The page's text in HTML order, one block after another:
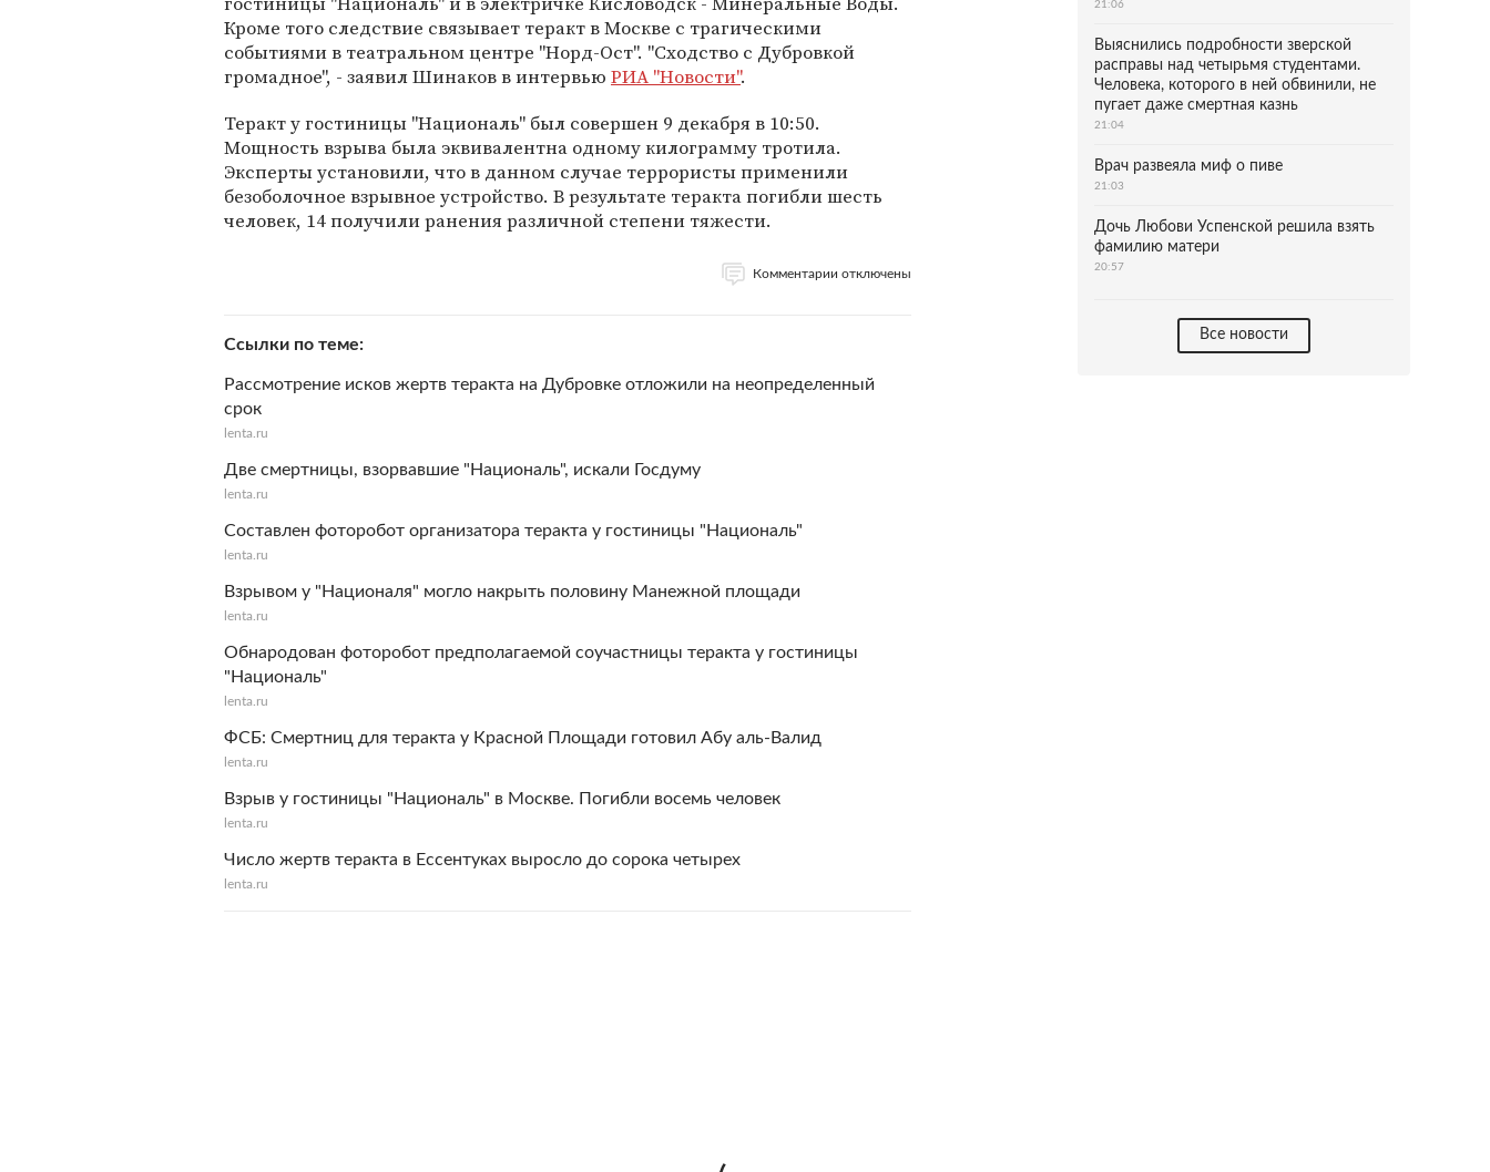
Кроме того следствие связывает теракт в Москве с трагическими
событиями в театральном центре "Норд-Ост". "Сходство с Дубровкой
громадное", - заявил Шинаков в интервью РИА "Новости".
Теракт у гостиницы "Националь" был совершен 9 декабря в 10:50.
Мощность взрыва была эквивалентна одному килограмму тротила.
Эксперты установили, что в данном случае террористы применили
безоболочное взрывное устройство. В результате теракта погибли шесть
человек, 14 получили ранения различной степени тяжести.
Комментарии отключены
Ссылки по теме
Рассмотрение исков жертв теракта на Дубровке отложили на неопределенный
срок
lenta.ru
Две смертницы, взорвавшие "Националь", искали Госдуму
lenta.ru
Cоставлен фоторобот организатора теракта у гостиницы "Националь"
lenta.ru
Взрывом у "Националя" могло накрыть половину Манежной площади
lenta.ru
Обнародован фоторобот предполагаемой соучастницы теракта у гостиницы
"Националь"
lenta.ru
ФСБ: Смертниц для теракта у Красной Площади готовил Абу аль-Валид
lenta.ru
Взрыв у гостиницы "Националь" в Москве. Погибли восемь человек
lenta.ru
Число жертв теракта в Ессентуках выросло до сорока четырех
lenta.ru
21:06
Выяснились подробности зверской
расправы над четырьмя студентами.
Человека, которого в ней обвинили, не
пугает даже смертная казнь
21:04
Врач развеяла миф о пиве
21:03
Дочь Любови Успенской решила взять
фамилию матери
20:57
Все новости